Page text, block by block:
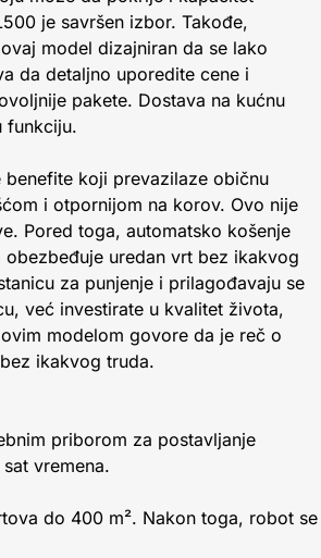
je savršen izbor. Takođe,
model dizajniran da se lako
da detaljno uporedite cene i
pakete. Dostava na kućnu
funkciju.
koji prevazilaze običnu
i otpornijom na korov. Ovo nije
Pored toga, automatsko košenje
uredan vrt bez ikakvog
za punjenje i prilagođavaju se
već investirate u kvalitet života,
modelom govore da je reč o
ikakvog truda.
priborom za postavljanje
vremena.
do 400 m². Nakon toga, robot se